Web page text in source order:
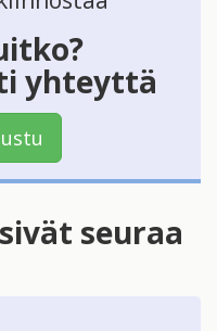
yhteyttä
seuraa